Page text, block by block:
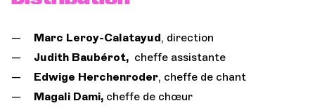
Marc Leroy-Calatayud, direction
Judith Baubérot, cheffe assistante
Edwige Herchenroder, cheffe de chant
Magali Dami, cheffe de chœur